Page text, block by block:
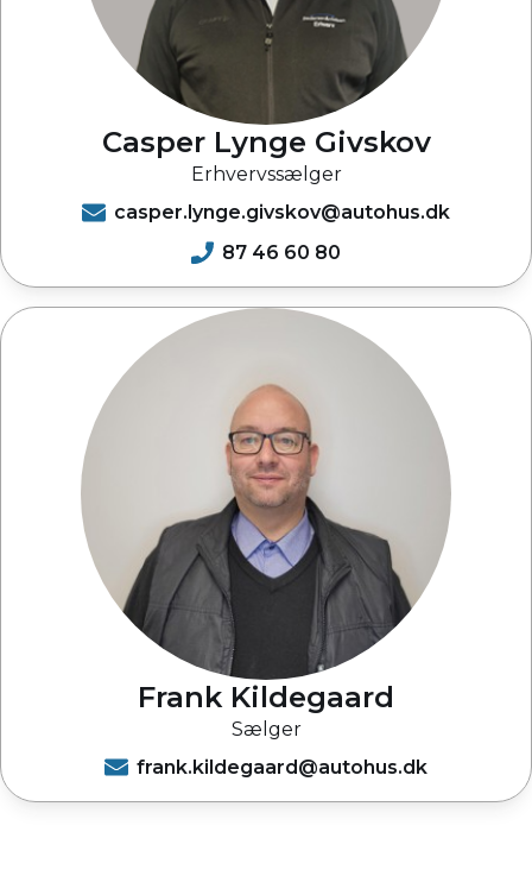
Casper Lynge Givskov
Erhvervssælger
casper.lynge.givskov@autohus.dk
87 46 60 80
Frank Kildegaard
Sælger
frank.kildegaard@autohus.dk